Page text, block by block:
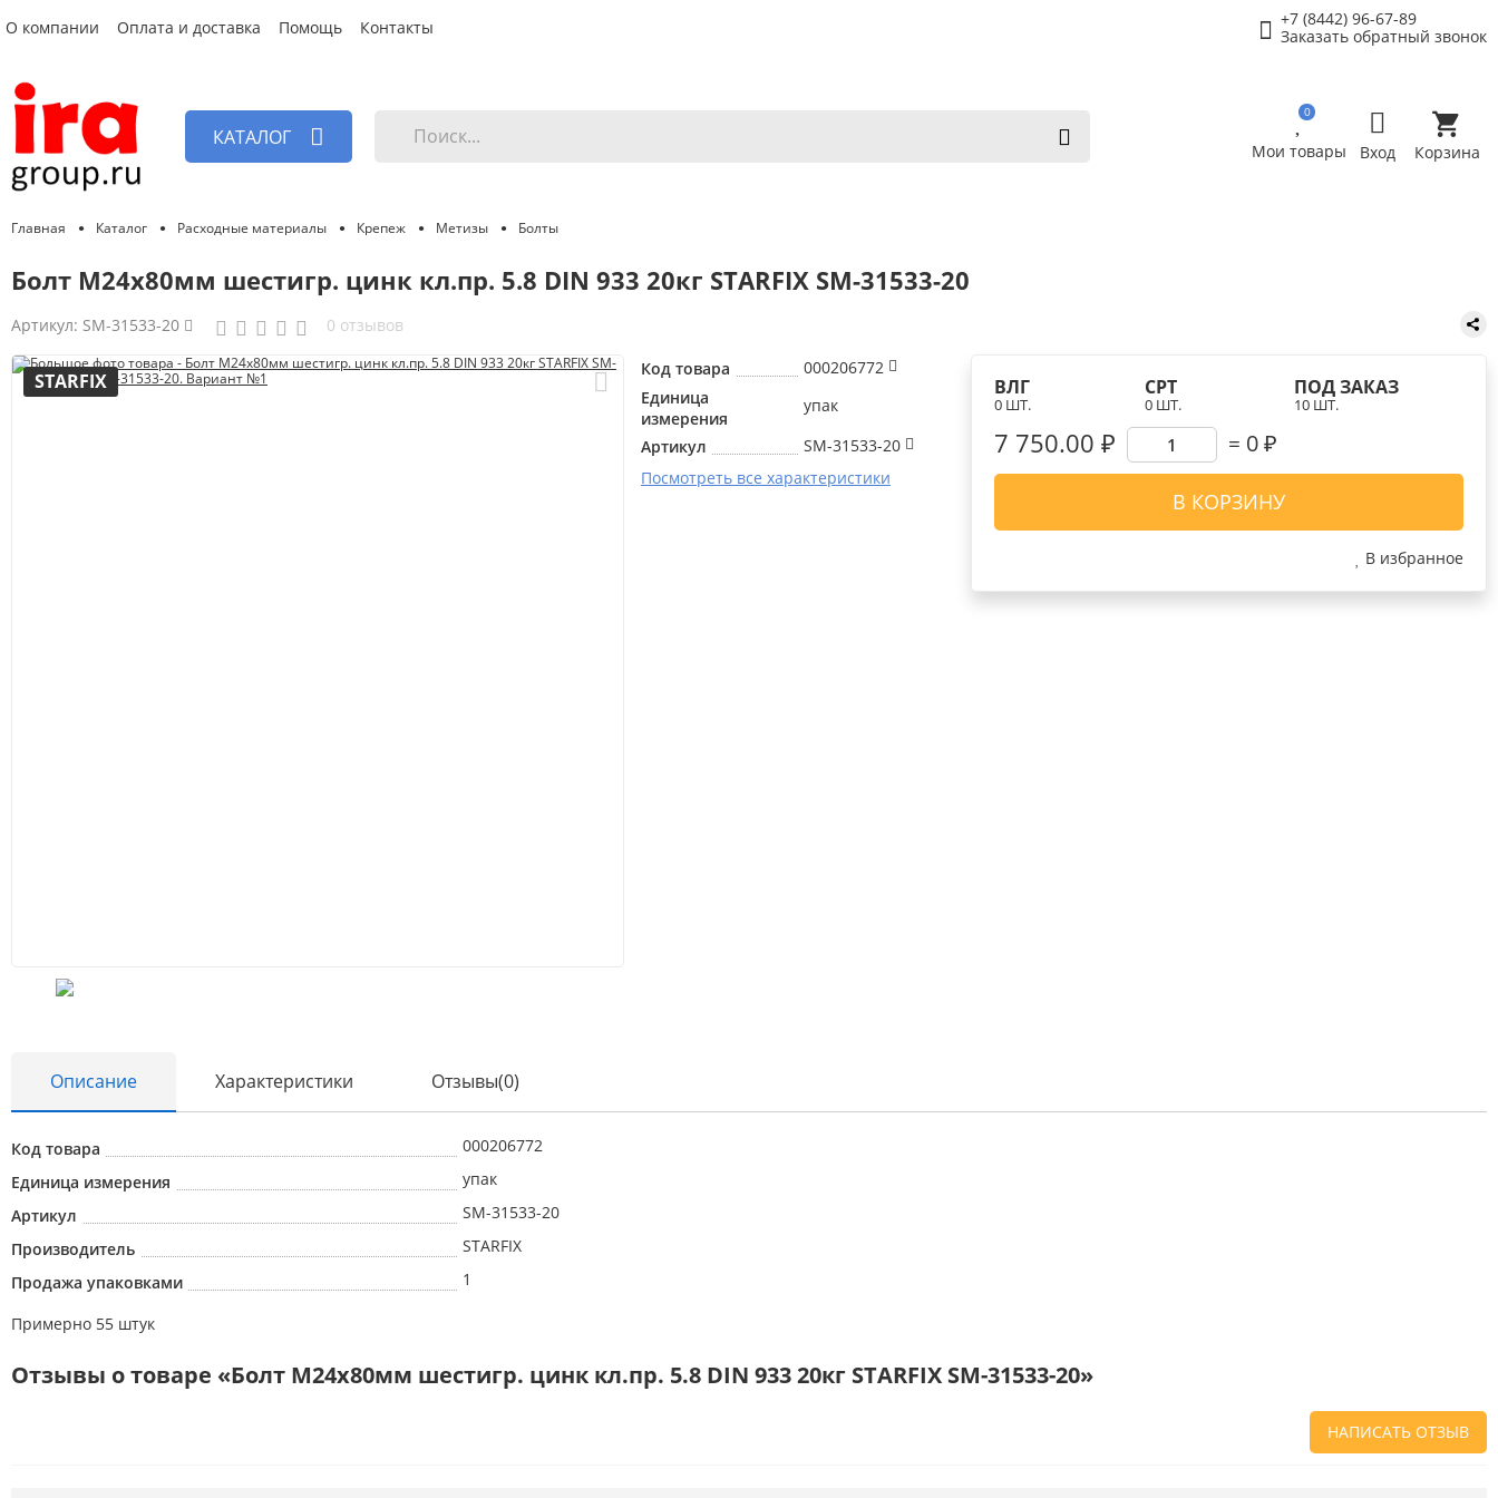
О компании Оплата и доставка Помощь Контакты
+7 (8442) 96-67-89
Заказать обратный звонок
КАТАЛОГ
Инструменты и оборудование
Электроинструмент
Клининг
Оборудование
Пневмоинструмент
Новые товары
Расходные материалы
0
Мои товары Вход Корзина
Главная Каталог Расходные материалы Крепеж Метизы Болты
Болт М24х80мм шестигр. цинк кл.пр. 5.8 DIN 933 20кг STARFIX SM-31533-20
Артикул: SM-31533-20 0 отзывов
STARFIX
Код товара
000206772
Единица
измерения
упак
Артикул
SM-31533-20
Посмотреть все характеристики
ВЛГ
0 ШТ.
СРТ
0 ШТ.
ПОД ЗАКАЗ
10 ШТ.
7 750.00 ₽ 0₽
В КОРЗИНУ
В избранное
Описание Характеристики Отзывы(0)
Код товара
000206772
Единица измерения
упак
Артикул
SM-31533-20
Производитель
STARFIX
Продажа упаковками
1
Примерно 55 штук
Отзывы о товаре «Болт М24х80мм шестигр. цинк кл.пр. 5.8 DIN 933 20кг STARFIX SM-31533-20»
НАПИСАТЬ ОТЗЫВ